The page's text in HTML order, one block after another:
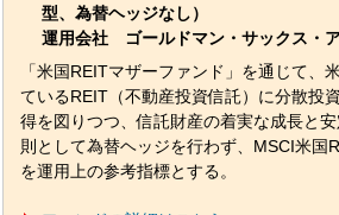
型、為替ヘッジなし）
運用会社 ゴールドマン・サックス・
「米国REITマザーファンド」を通じて、
ているREIT（不動産投資信託）に分散投
得を図りつつ、信託財産の着実な成長と
則として為替ヘッジを行わず、MSCI米国
を運用上の参考指標とする。